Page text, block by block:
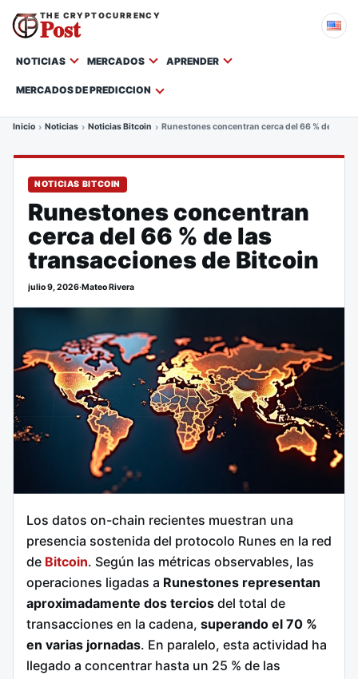
THE CRYPTOCURRENCY
Post
NOTICIAS MERCADOS APRENDER
MERCADOS DE PREDICCION
Inicio Noticias Noticias Bitcoin Runestones concentran cerca del 66 % de las
NOTICIAS BITCOIN
Runestones concentran
cerca del 66 % de las
transacciones de Bitcoin
julio 9, 2026·Mateo Rivera
Los datos on-chain recientes muestran una
presencia sostenida del protocolo Runes en la red
de Bitcoin. Según las métricas observables, las
operaciones ligadas a Runestones representan
aproximadamente dos tercios del total de
transacciones en la cadena, superando el 70 %
en varias jornadas. En paralelo, esta actividad ha
llegado a concentrar hasta un 25 % de las